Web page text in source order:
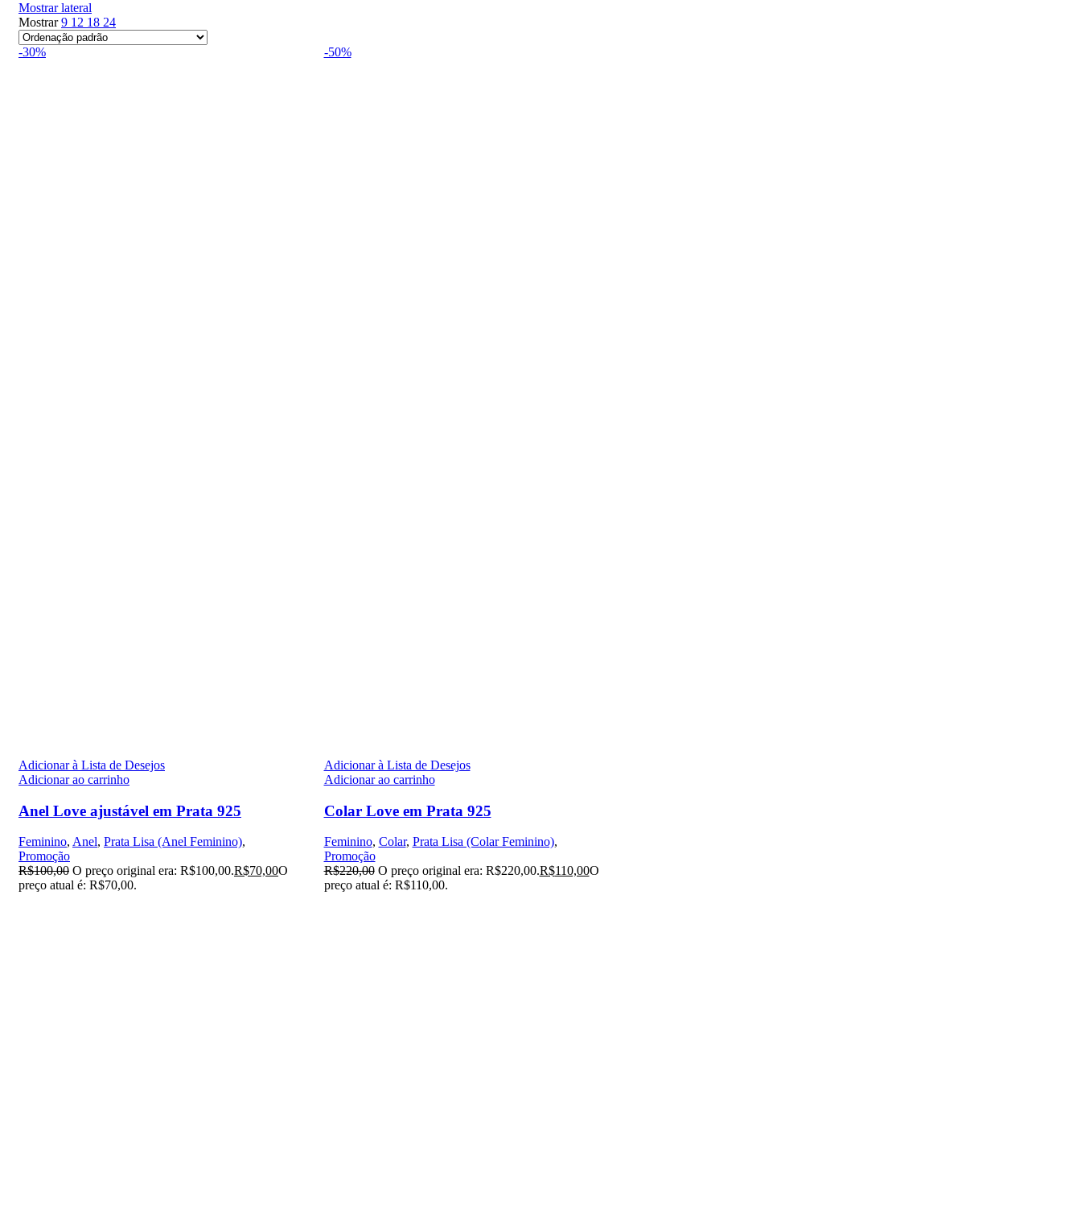
Mostrar lateral
Mostrar9 12 18 24
-30%
Adicionar à Lista de Desejos
Adicionar ao carrinho
Anel Love ajustável em Prata 925
Feminino, Anel, Prata Lisa (Anel Feminino),
Promoção
R$100,00 O preço original era: R$100,00.R$70,00O
preço atual é: R$70,00.
-50%
Adicionar à Lista de Desejos
Adicionar ao carrinho
Colar Love em Prata 925
Feminino, Colar, Prata Lisa (Colar Feminino),
Promoção
R$220,00 O preço original era: R$220,00.R$110,00O
preço atual é: R$110,00.